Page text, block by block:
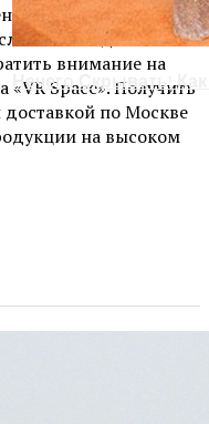
Нечего Скрывать!
с гарнитурой
стоит задача
внимание на
Space». Получить
по Москве
на высоком